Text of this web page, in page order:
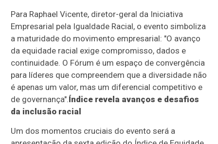
Para Raphael Vicente, diretor-geral da Iniciativa
Empresarial pela Igualdade Racial, o evento simboliza
a maturidade do movimento empresarial: "O avanço
da equidade racial exige compromisso, dados e
continuidade. O Fórum é um espaço de convergência
para líderes que compreendem que a diversidade não
é apenas um valor, mas um diferencial competitivo e
de governança".Índice revela avanços e desafios
da inclusão racial
Um dos momentos cruciais do evento será a